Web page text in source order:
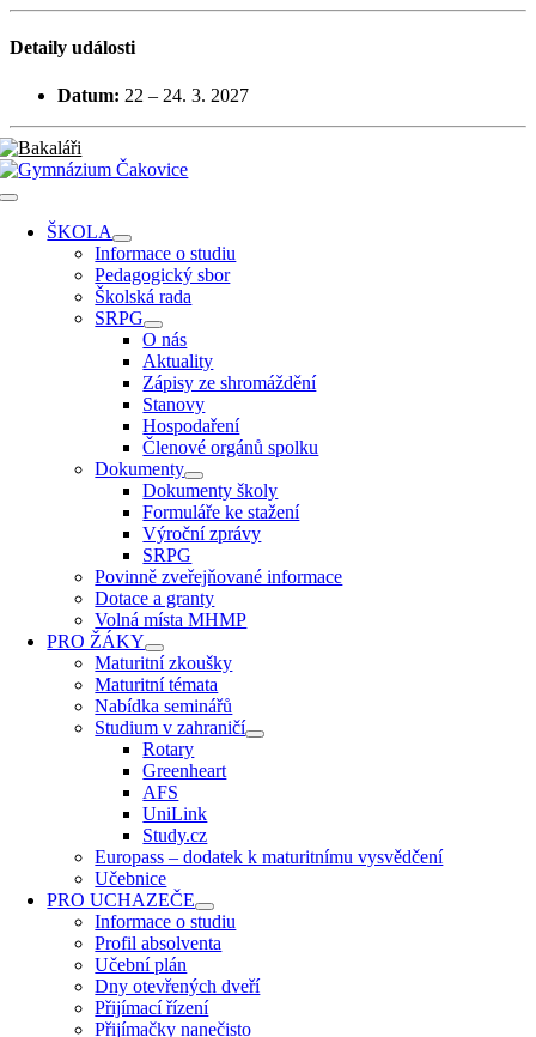
Přeskočit
na
Detaily události
Datum: 22 – 24. 3. 2027
Toggle
NavigationŠKOLA
Informace o studiu
Pedagogický sbor
Školská rada
SRPG
O nás
Aktuality
Zápisy ze shromáždění
Stanovy
Hospodaření
Členové orgánů spolku
Dokumenty
Dokumenty školy
Formuláře ke stažení
Výroční zprávy
SRPG
Povinně zveřejňované informace
Dotace a granty
Volná místa MHMP
PRO ŽÁKY
Maturitní zkoušky
Maturitní témata
Nabídka seminářů
Studium v zahraničí
Rotary
Greenheart
AFS
UniLink
Study.cz
Europass – dodatek k maturitnímu vysvědčení
Učebnice
PRO UCHAZEČE
Informace o studiu
Profil absolventa
Učební plán
Dny otevřených dveří
Přijímací řízení
Přijímačky nanečisto